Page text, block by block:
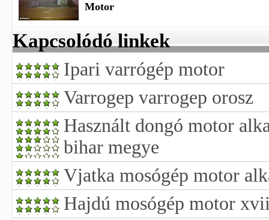
Motor
Kapcsolódó linkek
Ipari varrógép motor
Varrogep varrogep orosz
Használt dongó motor
bihar megye
Vjatka mosógép motor
Hajdú mosógép motor